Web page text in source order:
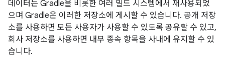
데이터는 Gradle을 비롯한 여러 빌드 시스템에서 재사용되었
으며 Gradle은 이러한 저장소에 게시할 수 있습니다. 공개 저장
소를 사용하면 모든 사용자가 사용할 수 있도록 공유할 수 있고,
회사 저장소를 사용하면 내부 종속 항목을 사내에 유지할 수 있
습니다.